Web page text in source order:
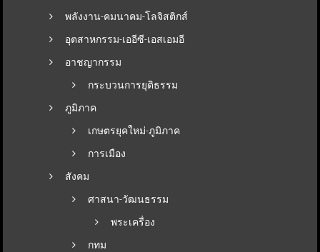
พลังงาน-คมนาคม-โลจิสติกส์
อุตสาหกรรม-เออีซี-เอสเอมอี
อาชญากรรม
กระบวนการยุติธรรม
ภูมิภาค
เกษตรยุคใหม่-ภูมิภาค
การเมือง
สังคม
ศาสนา-วัฒนธรรม
พระเครื่อง
กทม